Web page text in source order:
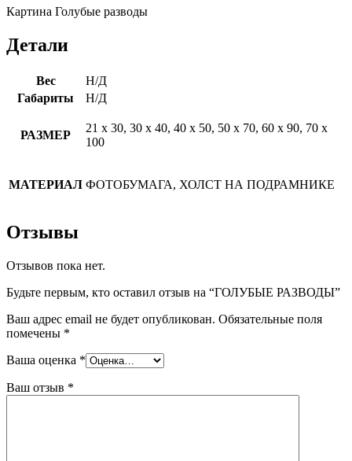
Картина Голубые разводы
Детали
Вес
Н/Д
Габариты
Н/Д
РАЗМЕР
21 х 30, 30 х 40, 40 х 50, 50 х 70, 60 х 90, 70 х
100
МАТЕРИАЛ ФОТОБУМАГА, ХОЛСТ НА ПОДРАМНИКЕ
Отзывы
Отзывов пока нет.
Будьте первым, кто оставил отзыв на “ГОЛУБЫЕ РАЗВОДЫ”
Ваш адрес email не будет опубликован. Обязательные поля
помечены *
Ваша оценка *
Ваш отзыв *